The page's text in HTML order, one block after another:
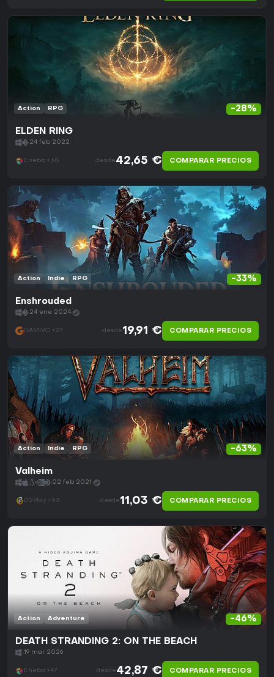
-28%
Action RPG
ELDEN RING
24 feb 2022
Eneba +38 desde 42,65 € COMPARAR PRECIOS
-33%
Action Indie RPG
Enshrouded
24 ene 2024
GAMIVO +27 desde 19,91 € COMPARAR PRECIOS
-63%
Action Indie RPG
Valheim
02 feb 2021
G2Play +33 desde 11,03 € COMPARAR PRECIOS
-46%
Action Adventure
DEATH STRANDING 2: ON THE BEACH
19 mar 2026
Eneba +47 desde 42,87 € COMPARAR PRECIOS